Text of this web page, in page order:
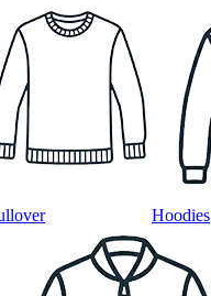
Hoodies